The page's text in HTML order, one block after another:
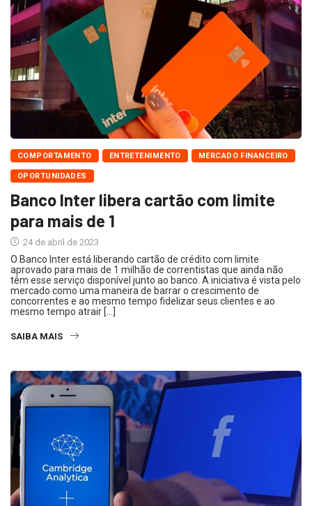
COMPORTAMENTO ENTRETENIMENTO MERCADO FINANCEIRO
OPORTUNIDADES
Banco Inter libera cartão com limite
para mais de 1
24 de abril de 2023
O Banco Inter está liberando cartão de crédito com limite
aprovado para mais de 1 milhão de correntistas que ainda não
têm esse serviço disponível junto ao banco. A iniciativa é vista pelo
mercado como uma maneira de barrar o crescimento de
concorrentes e ao mesmo tempo fidelizar seus clientes e ao
mesmo tempo atrair […]
SAIBA MAIS